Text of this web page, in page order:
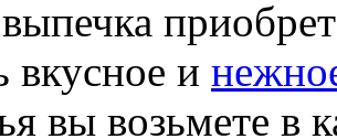
выпечка
вкусное и
вы возьмете в